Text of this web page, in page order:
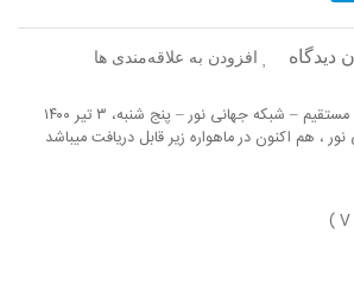
بازخوانی تاریخ
فقه و زندگی
اسماء الحسنی
در پرتو قرآن
تفسیر قرآن
دریچه
دیدگاه افزودن به علاقه‌مندی ها
– شبکه جهانی نور – پنج شنبه، ۳ تیر ۱۴۰۰
، هم اکنون در ماهواره زیر قابل دریافت میباشد